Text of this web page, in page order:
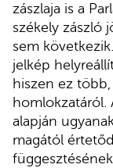
zászlaja is a
székely zászló
sem
jelkép
hiszen ez
homlokzatáról.
alapján
magától